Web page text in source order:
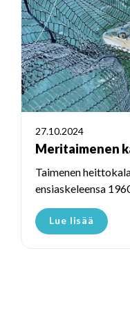
27.10.2024
Meritaimenen
Taimenen
ensiaskeleensa
Lue lisää